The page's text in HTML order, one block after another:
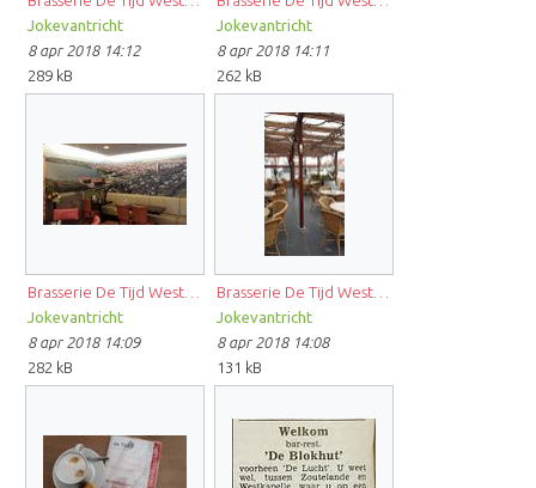
Jokevantricht
8 apr 2018 14:12
289 kB
Jokevantricht
8 apr 2018 14:11
262 kB
Jokevantricht
8 apr 2018 14:09
282 kB
Jokevantricht
8 apr 2018 14:08
131 kB